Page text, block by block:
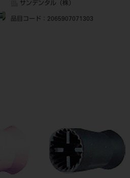
サンデンタル（株）
品目コード ：2065907071303